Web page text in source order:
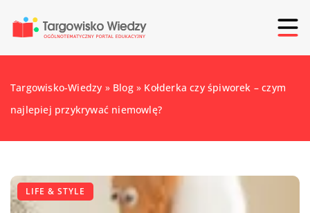
Targowisko-Wiedzy » Blog» Kołderka czy śpiworek – czym
najlepiej przykrywać niemowlę?
LIFE & STYLE